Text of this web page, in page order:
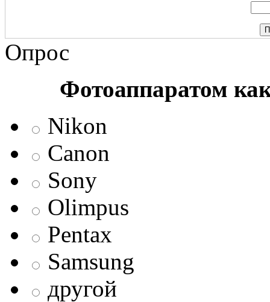
Опрос
Фотоаппаратом
Nikon
Canon
Sony
Olimpus
Pentax
Samsung
другой